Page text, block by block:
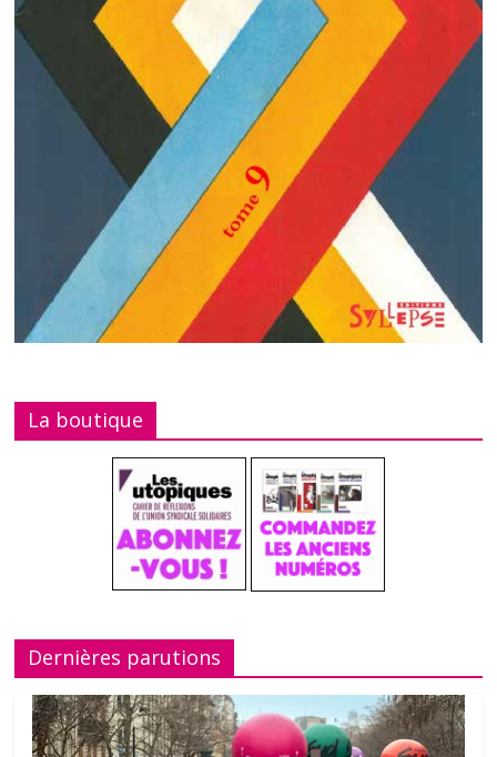
La boutique
Dernières parutions